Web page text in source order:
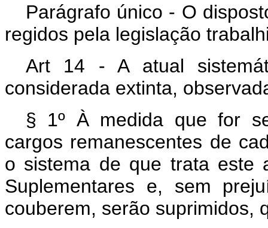
Parágrafo único - O
regidos pela legislação
Art 14 - A atual
considerada extinta,
§ 1º À medida que for
cargos remanescentes de
o sistema de que trata este
Suplementares e, sem
couberem, serão suprimidos,